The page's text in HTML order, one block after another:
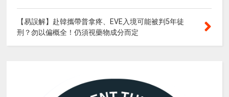
【易誤解】赴韓攜帶普拿疼、EVE入境可能被判5年徒
刑？勿以偏概全！仍須視藥物成分而定